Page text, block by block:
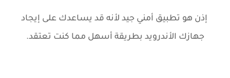
إذن هو تطبيق أمني جيد لأنه قد يساعدك على إيجاد
جهازك الأندرويد بطريقة أسهل مما كنت تعتقد.